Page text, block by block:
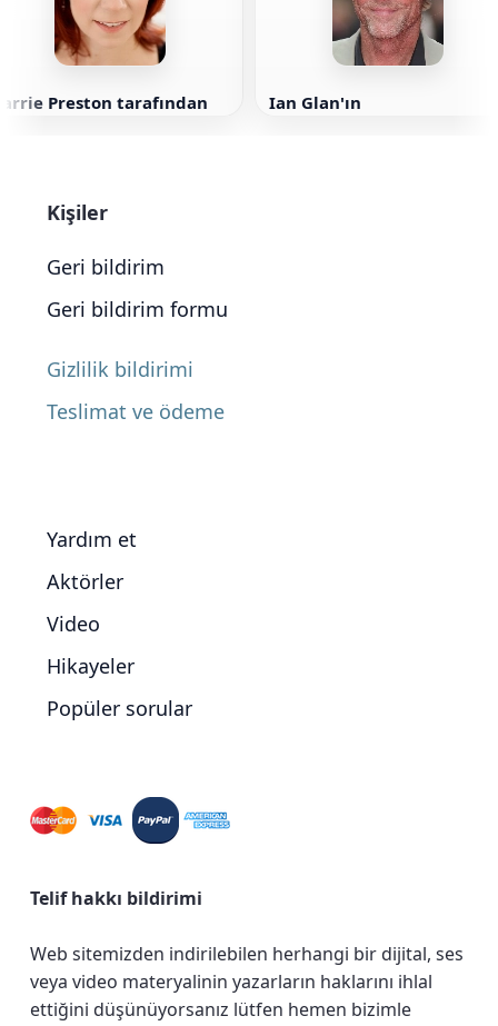
Preston tarafından Ian Glan'ın
Kişiler
Geri bildirim
Geri bildirim formu
Gizlilik bildirimi
Teslimat ve ödeme
Yardım et
Aktörler
Video
Hikayeler
Popüler sorular
Telif hakkı bildirimi
Web sitemizden indirilebilen herhangi bir dijital, ses
veya video materyalinin yazarların haklarını ihlal
ettiğini düşünüyorsanız lütfen hemen bizimle